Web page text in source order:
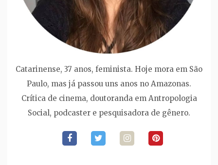
Catarinense, 37 anos, feminista. Hoje mora em São
Paulo, mas já passou uns anos no Amazonas.
Crítica de cinema, doutoranda em Antropologia
Social, podcaster e pesquisadora de gênero.